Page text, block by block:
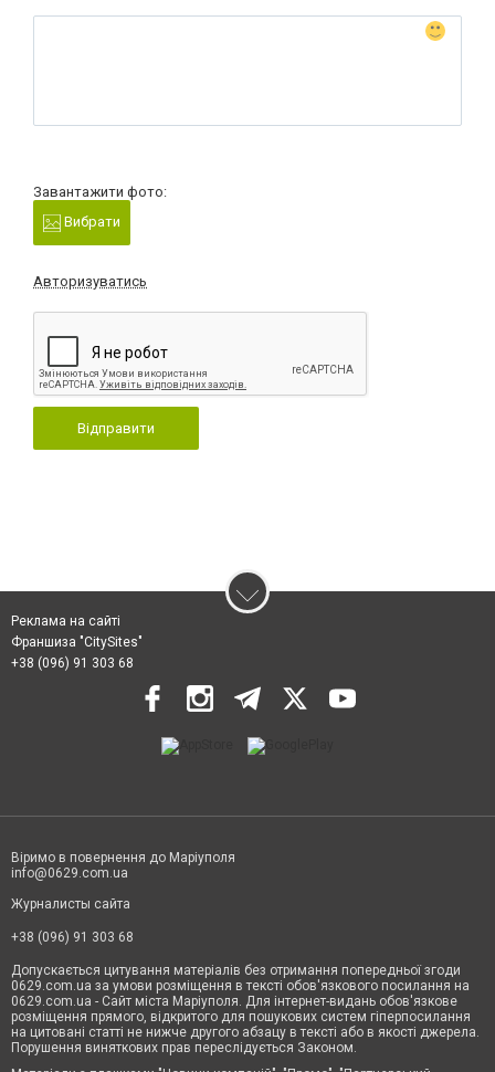
Завантажити фото:
Вибрати
Авторизуватись
Відправити
Реклама на сайті
Франшиза "CitySites"
+38 (096) 91 303 68
Віримо в повернення до Маріуполя
info@0629.com.ua
Журналисты сайта
+38 (096) 91 303 68
Допускається цитування матеріалів без отримання попередньої згоди
0629.com.ua за умови розміщення в тексті обов'язкового посилання на
0629.com.ua - Сайт міста Маріуполя. Для інтернет-видань обов'язкове
розміщення прямого, відкритого для пошукових систем гіперпосилання
на цитовані статті не нижче другого абзацу в тексті або в якості джерела.
Порушення виняткових прав переслідується Законом.